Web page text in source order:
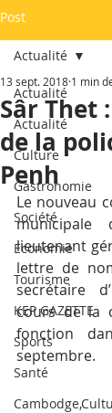
Post
Actualité
Actualité
Culture
Gastronomie
Société
Economie
Tourisme
KEP GAZETTE
Sports
Santé
Actualité
Sâr Thet
de la
Penh
13 sept. 2018 1 min
Le nouveau
lieutenant
lettre de
secrétaire
cours de la
fonction
septembre.